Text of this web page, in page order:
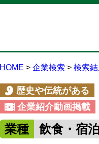
HOME 企業検索 検索
歴史や伝統がある
企業紹介動画掲載
業種 飲食・宿